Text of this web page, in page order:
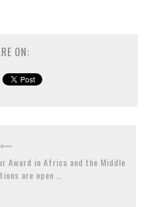
ON:
Award in Africa and the Middle
are open …